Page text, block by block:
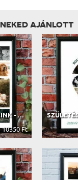
NEKED AJÁNLOTT
A LEGSZEBB EMLÉKEINK - KOLLÁZS A FO...
10350 Ft